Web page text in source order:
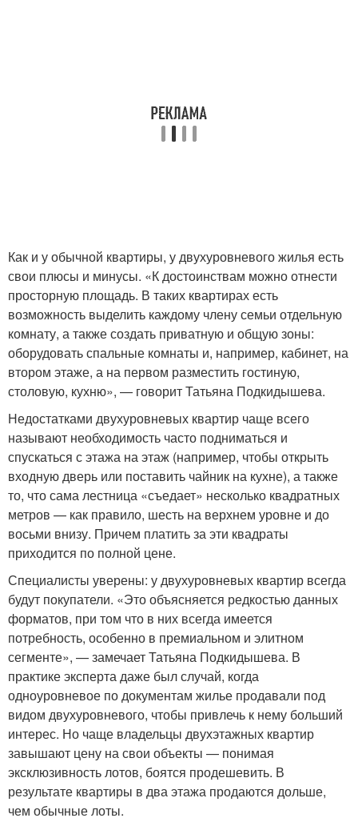
Как и у обычной квартиры, у двухуровневого жилья есть
свои плюсы и минусы. «К достоинствам можно отнести
просторную площадь. В таких квартирах есть
возможность выделить каждому члену семьи отдельную
комнату, а также создать приватную и общую зоны:
оборудовать спальные комнаты и, например, кабинет, на
втором этаже, а на первом разместить гостиную,
столовую, кухню», — говорит Татьяна Подкидышева.
Недостатками двухуровневых квартир чаще всего
называют необходимость часто подниматься и
спускаться с этажа на этаж (например, чтобы открыть
входную дверь или поставить чайник на кухне), а также
то, что сама лестница «съедает» несколько квадратных
метров — как правило, шесть на верхнем уровне и до
восьми внизу. Причем платить за эти квадраты
приходится по полной цене.
Специалисты уверены: у двухуровневых квартир всегда
будут покупатели. «Это объясняется редкостью данных
форматов, при том что в них всегда имеется
потребность, особенно в премиальном и элитном
сегменте», — замечает Татьяна Подкидышева. В
практике эксперта даже был случай, когда
одноуровневое по документам жилье продавали под
видом двухуровневого, чтобы привлечь к нему больший
интерес. Но чаще владельцы двухэтажных квартир
завышают цену на свои объекты — понимая
эксклюзивность лотов, боятся продешевить. В
результате квартиры в два этажа продаются дольше,
чем обычные лоты.